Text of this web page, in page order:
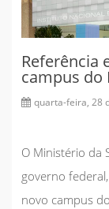
Referência
campus do
quarta-feira, 28
O Ministério da
governo
novo campus